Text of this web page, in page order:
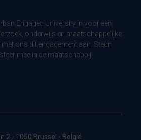
Engaged University in voor een
onderwijs en maatschappelijke
ons dit engagement aan. Steun
mee in de maatschappij.
2 - 1050 Brussel - België